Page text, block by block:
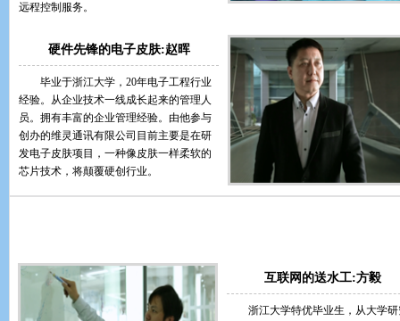
远程控制服务。
硬件先锋的电子皮肤:赵晖
毕业于浙江大学，20年电子工程行业
经验。从企业技术一线成长起来的管理人
员。拥有丰富的企业管理经验。由他参与
创办的维灵通讯有限公司目前主要是在研
发电子皮肤项目，一种像皮肤一样柔软的
芯片技术，将颠覆硬创行业。
互联网的送水工:方毅
浙江大学特优毕业生，从大学